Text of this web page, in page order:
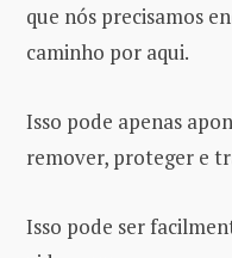
que nós precisamos
caminho por aqui.
Isso pode apenas
remover, proteger e
Isso pode ser